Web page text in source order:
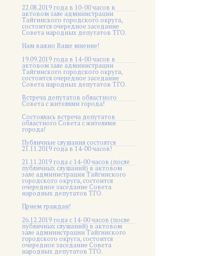
22.08.2019 года в 10-00 часов в
актовом зале администрации
Тайгинского городского округа,
состоится очередное заседание
Совета народных депутатов ТГО.
Нам важно Ваше мнение!
19.09.2019 года в 14-00 часов в
актовом зале администрации
Тайгинского городского округа,
состоится очередное заседание
Совета народных депутатов ТГО.
Встреча депутатов областного
Совета с жителями города!
Состоялась встреча депутатов
областного Совета с жителями
города!
Публичные слушания состоятся
21.11.2019 года в 14-00 часов!
21.11.2019 года с 14-00 часов (после
публичных слушаний) в актовом
зале администрации Тайгинского
городского округа, состоится
очередное заседание Совета
народных депутатов ТГО.
Прием граждан!
26.12.2019 года с 14-00 часов (после
публичных слушаний) в актовом
зале администрации Тайгинского
городского округа, состоится
очередное заседание Совета
народных депутатов ТГО.